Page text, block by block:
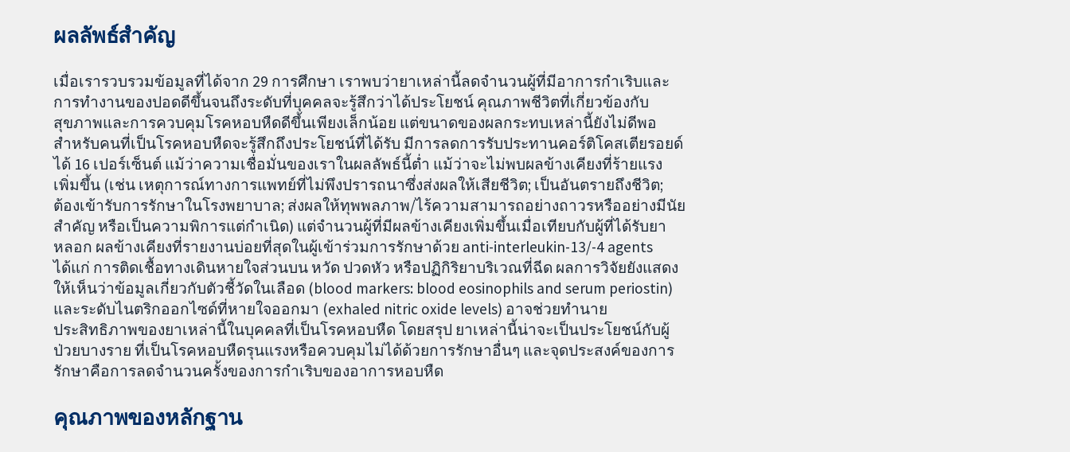
ผลลัพธ์สำคัญ
เมื่อเรารวบรวมข้อมูลที่ได้จาก 29 การศึกษา เราพบว่ายาเหล่านี้ลดจำนวนผู้ที่มีอาการกำเริบและ
การทำงานของปอดดีขึ้นจนถึงระดับที่บุคคลจะรู้สึกว่าได้ประโยชน์ คุณภาพชีวิตที่เกี่ยวข้องกับ
สุขภาพและการควบคุมโรคหอบหืดดีขึ้นเพียงเล็กน้อย แต่ขนาดของผลกระทบเหล่านี้ยังไม่ดีพอ
สำหรับคนที่เป็นโรคหอบหืดจะรู้สึกถึงประโยชน์ที่ได้รับ มีการลดการรับประทานคอร์ติโคสเตียรอยด์
ได้ 16 เปอร์เซ็นต์ แม้ว่าความเชื่อมั่นของเราในผลลัพธ์นี้ต่ำ แม้ว่าจะไม่พบผลข้างเคียงที่ร้ายแรง
เพิ่มขึ้น (เช่น เหตุการณ์ทางการแพทย์ที่ไม่พึงปรารถนาซึ่งส่งผลให้เสียชีวิต; เป็นอันตรายถึงชีวิต;
ต้องเข้ารับการรักษาในโรงพยาบาล; ส่งผลให้ทุพพลภาพ/ไร้ความสามารถอย่างถาวรหรืออย่างมีนัย
สำคัญ หรือเป็นความพิการแต่กำเนิด) แต่จำนวนผู้ที่มีผลข้างเคียงเพิ่มขึ้นเมื่อเทียบกับผู้ที่ได้รับยา
หลอก ผลข้างเคียงที่รายงานบ่อยที่สุดในผู้เข้าร่วมการรักษาด้วย anti-interleukin-13/-4 agents
ได้แก่ การติดเชื้อทางเดินหายใจส่วนบน หวัด ปวดหัว หรือปฏิกิริยาบริเวณที่ฉีด ผลการวิจัยยังแสดง
ให้เห็นว่าข้อมูลเกี่ยวกับตัวชี้วัดในเลือด (blood markers: blood eosinophils and serum periostin)
และระดับไนตริกออกไซด์ที่หายใจออกมา (exhaled nitric oxide levels) อาจช่วยทำนาย
ประสิทธิภาพของยาเหล่านี้ในบุคคลที่เป็นโรคหอบหืด โดยสรุป ยาเหล่านี้น่าจะเป็นประโยชน์กับผู้
ป่วยบางราย ที่เป็นโรคหอบหืดรุนแรงหรือควบคุมไม่ได้ด้วยการรักษาอื่นๆ และจุดประสงค์ของการ
รักษาคือการลดจำนวนครั้งของการกำเริบของอาการหอบหืด
คุณภาพของหลักฐาน